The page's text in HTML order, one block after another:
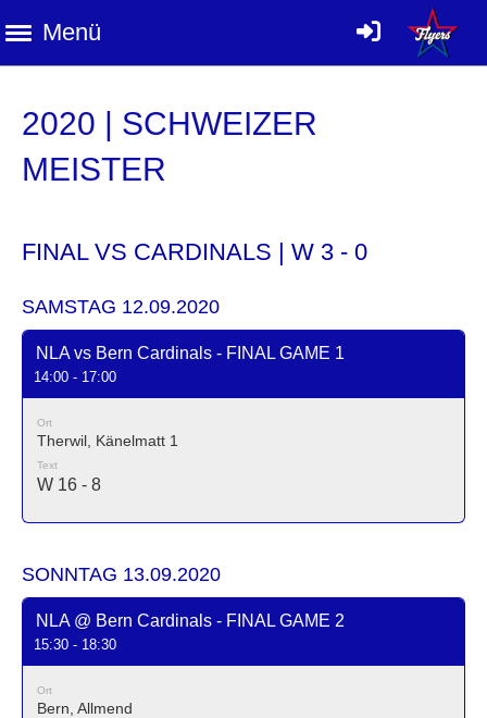
Menü
2020 | SCHWEIZER
MEISTER
FINAL VS CARDINALS | W 3 - 0
SAMSTAG 12.09.2020
NLA vs Bern Cardinals - FINAL GAME 1
14:00 - 17:00
Ort
Therwil, Känelmatt 1
Text
W 16 - 8
SONNTAG 13.09.2020
NLA @ Bern Cardinals - FINAL GAME 2
15:30 - 18:30
Ort
Bern, Allmend